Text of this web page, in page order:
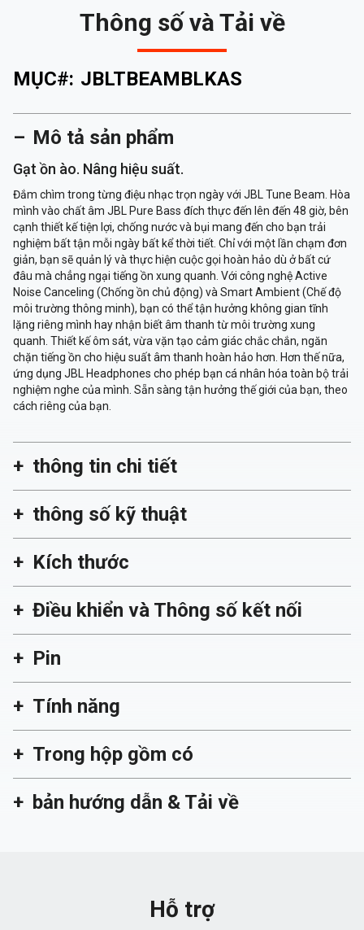
Thông số và Tải về
MỤC#: JBLTBEAMBLKAS
Mô tả sản phẩm
Gạt ồn ào. Nâng hiệu suất.
Đắm chìm trong từng điệu nhạc trọn ngày với JBL Tune Beam. Hòa
mình vào chất âm JBL Pure Bass đích thực đến lên đến 48 giờ, bên
cạnh thiết kế tiện lợi, chống nước và bụi mang đến cho bạn trải
nghiệm bất tận mỗi ngày bất kể thời tiết. Chỉ với một lần chạm đơn
giản, bạn sẽ quản lý và thực hiện cuộc gọi hoàn hảo dù ở bất cứ
đâu mà chẳng ngại tiếng ồn xung quanh. Với công nghệ Active
Noise Canceling (Chống ồn chủ động) và Smart Ambient (Chế độ
môi trường thông minh), bạn có thể tận hưởng không gian tĩnh
lặng riêng mình hay nhận biết âm thanh từ môi trường xung
quanh. Thiết kế ôm sát, vừa vặn tạo cảm giác chắc chắn, ngăn
chặn tiếng ồn cho hiệu suất âm thanh hoàn hảo hơn. Hơn thế nữa,
ứng dụng JBL Headphones cho phép bạn cá nhân hóa toàn bộ trải
nghiệm nghe của mình. Sẵn sàng tận hưởng thế giới của bạn, theo
cách riêng của bạn.
thông tin chi tiết
thông số kỹ thuật
Kích thước
Điều khiển và Thông số kết nối
Pin
Tính năng
Trong hộp gồm có
bản hướng dẫn & Tải về
Hỗ trợ